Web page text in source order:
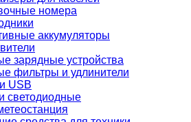
номера
аккумуляторы
зарядные устройства
фильтры и удлинители
USB
светодиодные